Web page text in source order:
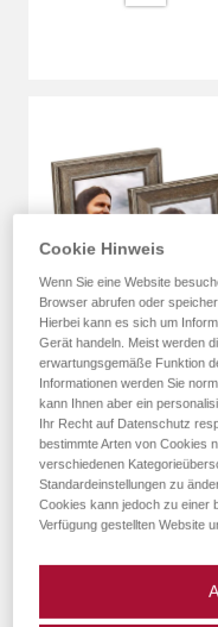
Jona
Cookie Hinweis
Wenn Sie eine Website
Browser abrufen oder
Hierbei kann es sich um
Gerät handeln. Meist werden
erwartungsgemäße Funktion
Informationen werden Sie
kann Ihnen aber ein
Ihr Recht auf Datenschutz
bestimmte Arten von Cookies
verschiedenen
Standardeinstellungen zu
Cookies kann jedoch zu einer
Verfügung gestellten Website